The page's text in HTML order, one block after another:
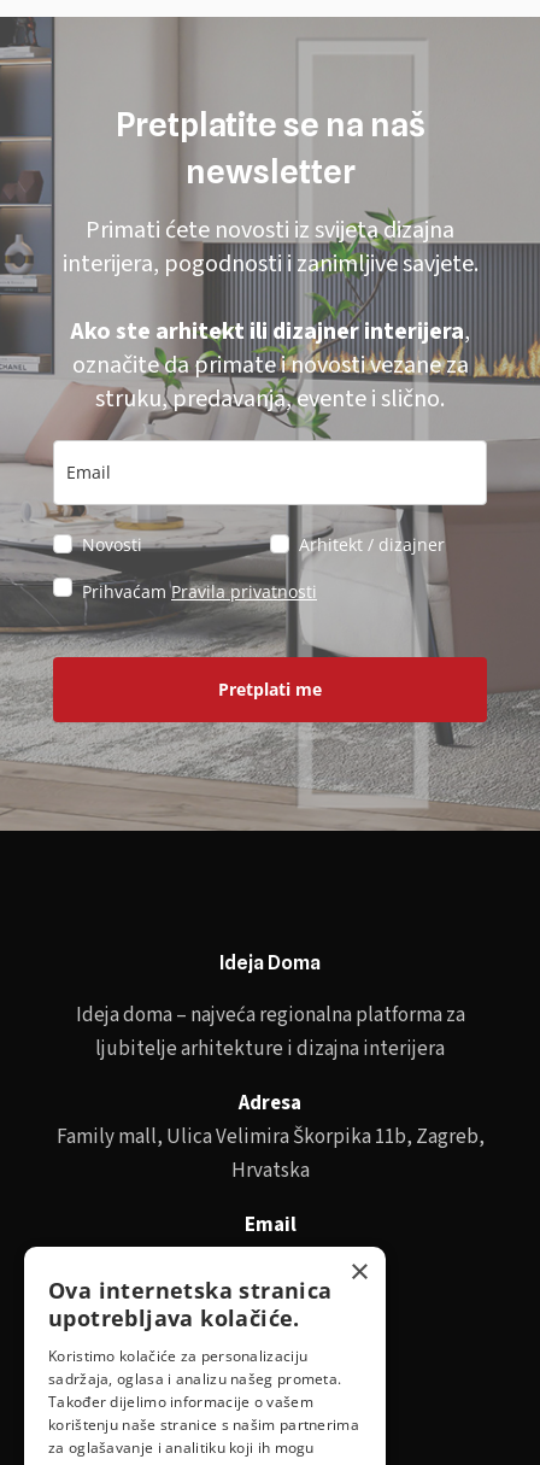
Pretplatite se na naš
newsletter
Primati ćete novosti iz svijeta dizajna
interijera, pogodnosti i zanimljive savjete.
Ako ste arhitekt ili dizajner interijera,
označite da primate i novosti vezane za
struku, predavanja, evente i slično.
Novosti Arhitekt / dizajner
PrihvaćamPravila privatnosti
Pretplati me
Ideja Doma
Ideja doma – najveća regionalna platforma za
ljubitelje arhitekture i dizajna interijera
Adresa
Family mall, Ulica Velimira Škorpika 11b, Zagreb,
Hrvatska
Email
id@idejadoma.com
Izbornik
O nama
Pravila privatnosti
×
Ova internetska stranica
upotrebljava kolačiće.
Koristimo kolačiće za personalizaciju
sadržaja, oglasa i analizu našeg prometa.
Također dijelimo informacije o vašem
korištenju naše stranice s našim partnerima
za oglašavanje i analitiku koji ih mogu